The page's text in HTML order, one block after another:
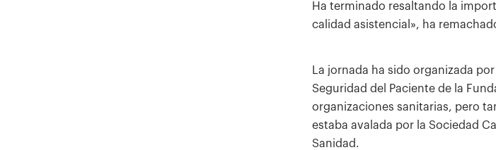
Ha terminado resaltando la
calidad asistencial», ha
La jornada ha sido organizada
Seguridad del Paciente de la
organizaciones sanitarias, pero
estaba avalada por la Sociedad
Sanidad.